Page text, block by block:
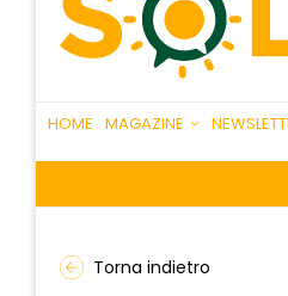
HOME MAGAZINE
Torna indietro